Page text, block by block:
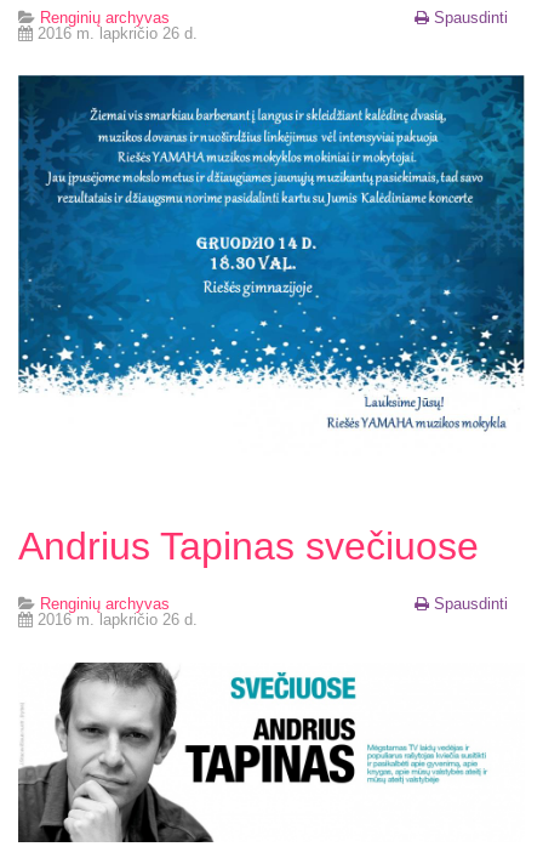
Spausdinti
Renginių archyvas
2016 m. lapkričio 26 d.
Andrius Tapinas svečiuose
Spausdinti
Renginių archyvas
2016 m. lapkričio 26 d.